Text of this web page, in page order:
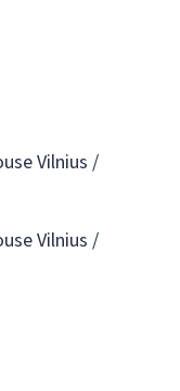
Vilnius /
Vilnius /